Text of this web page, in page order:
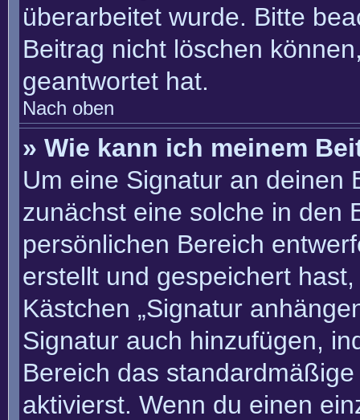
überarbeitet wurde. Bitte
Beitrag nicht löschen
geantwortet hat.
Nach oben
» Wie kann ich meinem
Um eine Signatur an deinen
zunächst eine solche in den
persönlichen Bereich
erstellt und gespeichert
Kästchen „Signatur
Signatur auch hinzufügen,
Bereich das
aktivierst. Wenn du einen